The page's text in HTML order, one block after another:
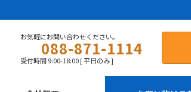
お気軽にお問い合わせください。
088-871-1114
受付時間 9:00-18:00 [ 平日のみ ]